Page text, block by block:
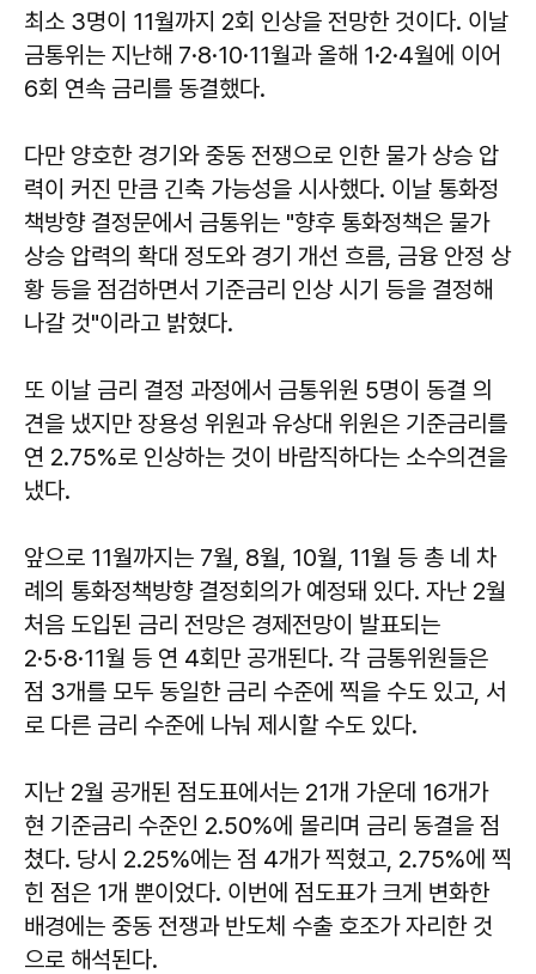
최소 3명이 11월까지 2회 인상을 전망한 것이다. 이날
금통위는 지난해 7·8·10·11월과 올해 1·2·4월에 이어
6회 연속 금리를 동결했다.
다만 양호한 경기와 중동 전쟁으로 인한 물가 상승 압
력이 커진 만큼 긴축 가능성을 시사했다. 이날 통화정
책방향 결정문에서 금통위는 "향후 통화정책은 물가
상승 압력의 확대 정도와 경기 개선 흐름, 금융 안정 상
황 등을 점검하면서 기준금리 인상 시기 등을 결정해
나갈 것"이라고 밝혔다.
또 이날 금리 결정 과정에서 금통위원 5명이 동결 의
견을 냈지만 장용성 위원과 유상대 위원은 기준금리를
연 2.75%로 인상하는 것이 바람직하다는 소수의견을
냈다.
앞으로 11월까지는 7월, 8월, 10월, 11월 등 총 네 차
례의 통화정책방향 결정회의가 예정돼 있다. 자난 2월
처음 도입된 금리 전망은 경제전망이 발표되는
2·5·8·11월 등 연 4회만 공개된다. 각 금통위원들은
점 3개를 모두 동일한 금리 수준에 찍을 수도 있고, 서
로 다른 금리 수준에 나눠 제시할 수도 있다.
지난 2월 공개된 점도표에서는 21개 가운데 16개가
현 기준금리 수준인 2.50%에 몰리며 금리 동결을 점
쳤다. 당시 2.25%에는 점 4개가 찍혔고, 2.75%에 찍
힌 점은 1개 뿐이었다. 이번에 점도표가 크게 변화한
배경에는 중동 전쟁과 반도체 수출 호조가 자리한 것
으로 해석된다.